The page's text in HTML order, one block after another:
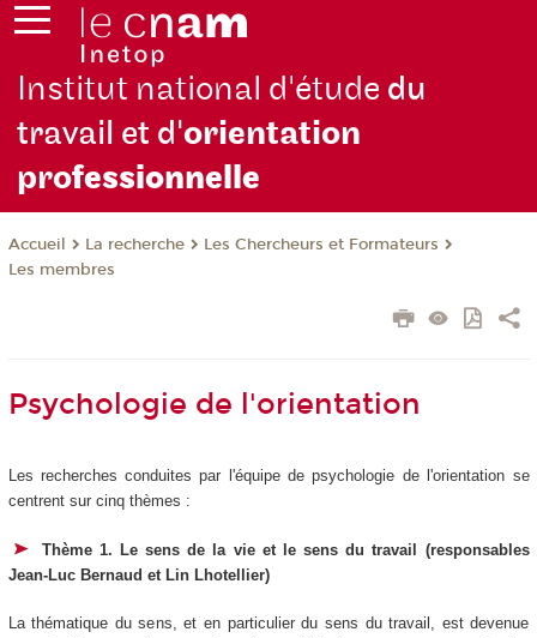
Institut national d'étude du
travail et d'orientation
professionnelle
Accueil La recherche
Les Chercheurs et Formateurs
Les membres
Psychologie de l'orientation
Les recherches conduites par l'équipe de psychologie de l'orientation se
centrent sur cinq thèmes :
Thème 1. Le sens de la vie et le sens du travail (responsables
Jean-Luc Bernaud et Lin Lhotellier)
La thématique du sens, et en particulier du sens du travail, est devenue